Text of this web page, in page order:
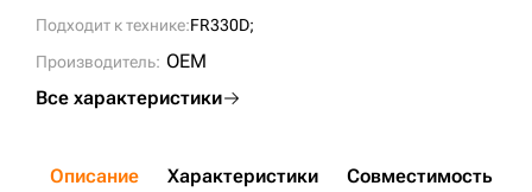
Подходит к технике:FR330D;
Производитель: OEM
Все характеристики
Описание Характеристики Совместимость